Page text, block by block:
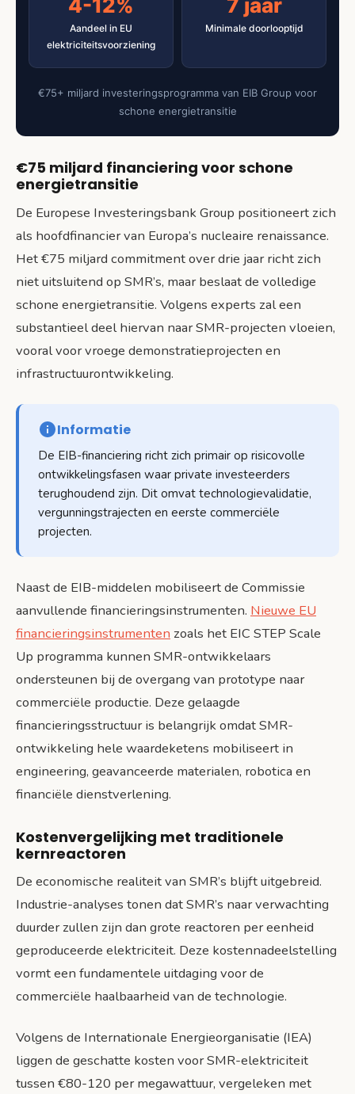
4-12%
Aandeel in EU
elektriciteitsvoorziening
7 jaar
Minimale doorlooptijd
€75+ miljard investeringsprogramma van EIB Group voor
schone energietransitie
€75 miljard financiering voor schone
energietransitie
De Europese Investeringsbank Group positioneert zich
als hoofdfinancier van Europa’s nucleaire renaissance.
Het €75 miljard commitment over drie jaar richt zich
niet uitsluitend op SMR’s, maar beslaat de volledige
schone energietransitie. Volgens experts zal een
substantieel deel hiervan naar SMR-projecten vloeien,
vooral voor vroege demonstratieprojecten en
infrastructuurontwikkeling.
Informatie
De EIB-financiering richt zich primair op risicovolle
ontwikkelingsfasen waar private investeerders
terughoudend zijn. Dit omvat technologievalidatie,
vergunningstrajecten en eerste commerciële
projecten.
Naast de EIB-middelen mobiliseert de Commissie
aanvullende financieringsinstrumenten. Nieuwe EU
financieringsinstrumenten zoals het EIC STEP Scale
Up programma kunnen SMR-ontwikkelaars
ondersteunen bij de overgang van prototype naar
commerciële productie. Deze gelaagde
financieringsstructuur is belangrijk omdat SMR-
ontwikkeling hele waardeketens mobiliseert in
engineering, geavanceerde materialen, robotica en
financiële dienstverlening.
Kostenvergelijking met traditionele
kernreactoren
De economische realiteit van SMR’s blijft uitgebreid.
Industrie-analyses tonen dat SMR’s naar verwachting
duurder zullen zijn dan grote reactoren per eenheid
geproduceerde elektriciteit. Deze kostennadeelstelling
vormt een fundamentele uitdaging voor de
commerciële haalbaarheid van de technologie.
Volgens de Internationale Energieorganisatie (IEA)
liggen de geschatte kosten voor SMR-elektriciteit
tussen €80-120 per megawattuur, vergeleken met